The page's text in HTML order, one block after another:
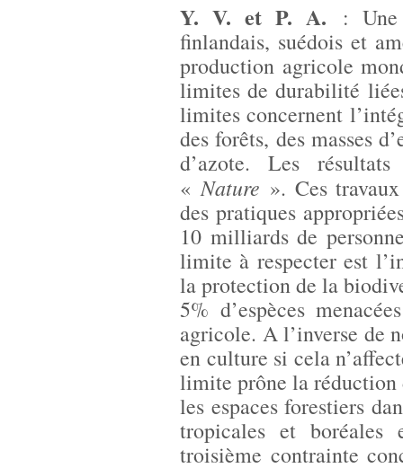
Y. V. et P. A. : Une
finlandais, suédois et
production agricole
limites de durabilité
limites concernent
des forêts, des masses
d’azote. Les
«Nature ». Ces
des pratiques
10 milliards de
limite à respecter est
la protection de la
5% d’espèces
agricole. A l’inverse de
en culture si cela
limite prône la réduction
les espaces forestiers
tropicales et boréales
troisième contrainte